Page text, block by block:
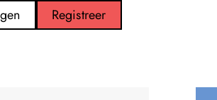
Registreer